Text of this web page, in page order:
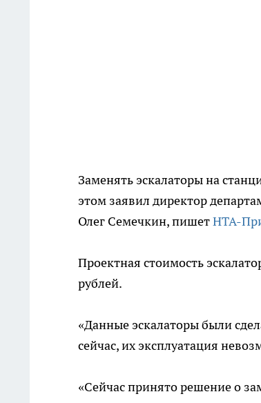
Заменять эскалаторы на
этом заявил директор
Олег Семечкин, пишетНТА-
Проектная стоимость
рублей.
«Данные эскалаторы были
сейчас, их эксплуатация
«Сейчас принято решение о